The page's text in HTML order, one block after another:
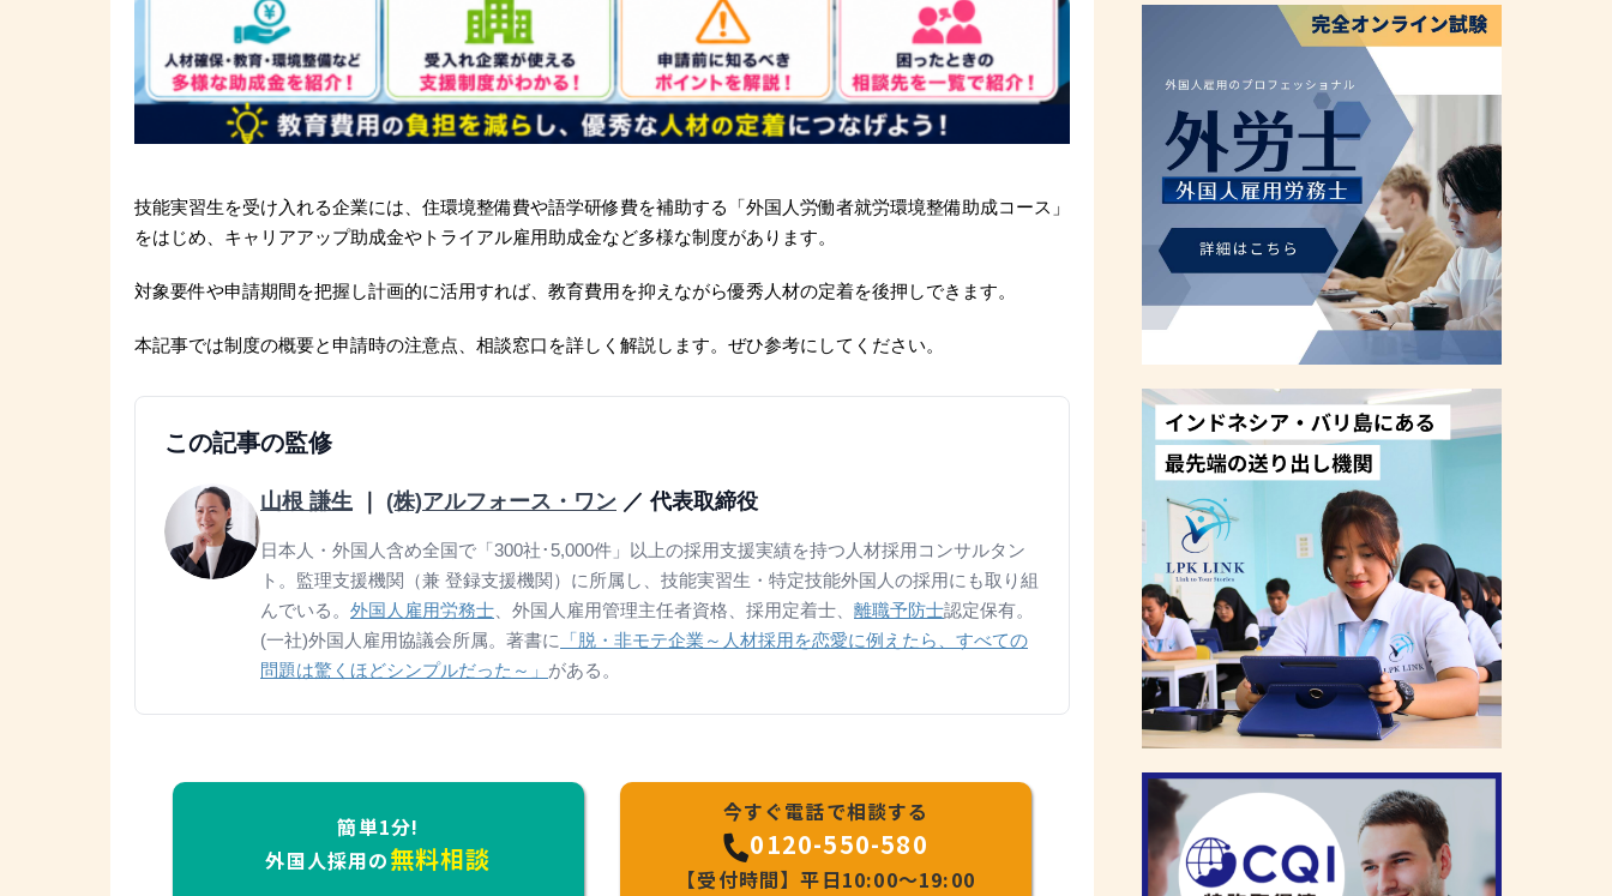
技能実習生を受け入れる企業には、住環境整備費や語学研修費を補助する「外国人労働者就労環境整備助成コース」
をはじめ、キャリアアップ助成金やトライアル雇用助成金など多様な制度があります。
対象要件や申請期間を把握し計画的に活用すれば、教育費用を抑えながら優秀人材の定着を後押しできます。
本記事では制度の概要と申請時の注意点、相談窓口を詳しく解説します。ぜひ参考にしてください。
この記事の監修
山根 謙生 (株)アルフォース・ワン ／ 代表取締役
日本人・外国人含め全国で「300社･5,000件」以上の採用支援実績を持つ人材採用コンサルタン
ト。監理支援機関（兼 登録支援機関）に所属し、技能実習生・特定技能外国人の採用にも取り組
んでいる。 外国人雇用労務士 、外国人雇用管理主任者資格、採用定着士、 離職予防士認定保有。
(一社)外国人雇用協議会所属。著書に
「脱・非モテ企業～人材採用を恋愛に例えたら、すべての
問題は驚くほどシンプルだった～」 がある。
簡単1分!
外国人採用の無料相談
今すぐ電話で相談する
0120-550-580
【受付時間】平日10:00～19:00